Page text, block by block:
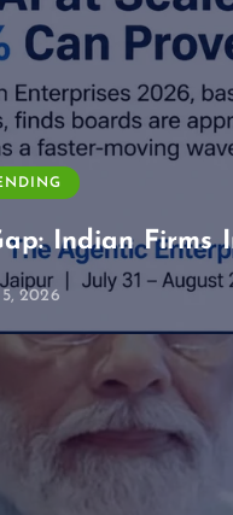
Indian Firms
2026